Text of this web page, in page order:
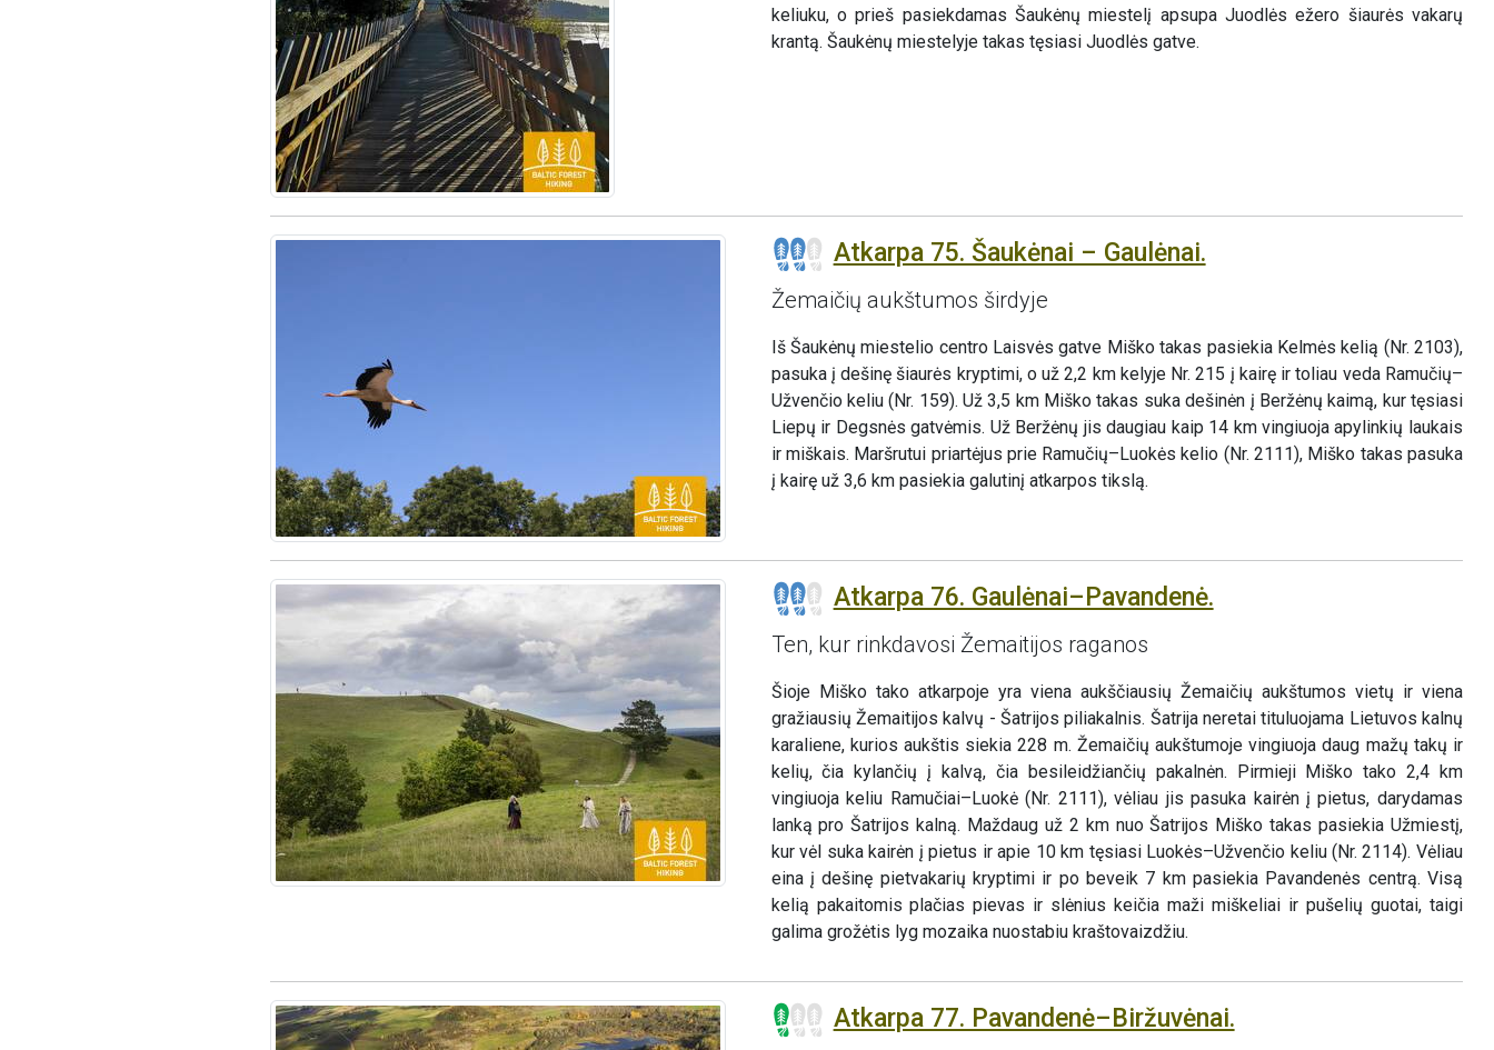
keliuku, o prieš pasiekdamas Šaukėnų miestelį apsupa Juodlės ežero šiaurės vakarų
krantą. Šaukėnų miestelyje takas tęsiasi Juodlės gatve.
Atkarpa 75. Šaukėnai – Gaulėnai.
Žemaičių aukštumos širdyje
Iš Šaukėnų miestelio centro Laisvės gatve Miško takas pasiekia Kelmės kelią (Nr. 2103),
pasuka į dešinę šiaurės kryptimi, o už 2,2 km kelyje Nr. 215 į kairę ir toliau veda Ramučių–
Užvenčio keliu (Nr. 159). Už 3,5 km Miško takas suka dešinėn į Beržėnų kaimą, kur tęsiasi
Liepų ir Degsnės gatvėmis. Už Beržėnų jis daugiau kaip 14 km vingiuoja apylinkių laukais
ir miškais. Maršrutui priartėjus prie Ramučių–Luokės kelio (Nr. 2111), Miško takas pasuka
į kairę už 3,6 km pasiekia galutinį atkarpos tikslą.
Atkarpa 76. Gaulėnai–Pavandenė.
Ten, kur rinkdavosi Žemaitijos raganos
Šioje Miško tako atkarpoje yra viena aukščiausių Žemaičių aukštumos vietų ir viena
gražiausių Žemaitijos kalvų - Šatrijos piliakalnis. Šatrija neretai tituluojama Lietuvos kalnų
karaliene, kurios aukštis siekia 228 m. Žemaičių aukštumoje vingiuoja daug mažų takų ir
kelių, čia kylančių į kalvą, čia besileidžiančių pakalnėn. Pirmieji Miško tako 2,4 km
vingiuoja keliu Ramučiai–Luokė (Nr. 2111), vėliau jis pasuka kairėn į pietus, darydamas
lanką pro Šatrijos kalną. Maždaug už 2 km nuo Šatrijos Miško takas pasiekia Užmiestį,
kur vėl suka kairėn į pietus ir apie 10 km tęsiasi Luokės–Užvenčio keliu (Nr. 2114). Vėliau
eina į dešinę pietvakarių kryptimi ir po beveik 7 km pasiekia Pavandenės centrą. Visą
kelią pakaitomis plačias pievas ir slėnius keičia maži miškeliai ir pušelių guotai, taigi
galima grožėtis lyg mozaika nuostabiu kraštovaizdžiu.
Atkarpa 77. Pavandenė–Biržuvėnai.